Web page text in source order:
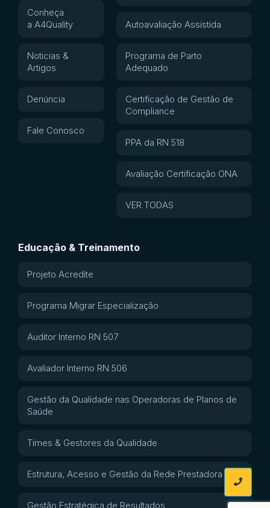
Conheça
a A4Quality
Noticias &
Artigos
Denúncia
Fale Conosco
Autoavaliação Assistida
Programa de Parto
Adequado
Certificação de Gestão de
Compliance
PPA da RN 518
Avaliação Certificação ONA
VER TODAS
Educação & Treinamento
Projeto Acredite
Programa Migrar Especialização
Auditor Interno RN 507
Avaliador Interno RN 506
Gestão da Qualidade nas Operadoras de Planos de
Saúde
Times & Gestores da Qualidade
Estrutura, Acesso e Gestão da Rede Prestadora
Gestão Estratégica de Resultados